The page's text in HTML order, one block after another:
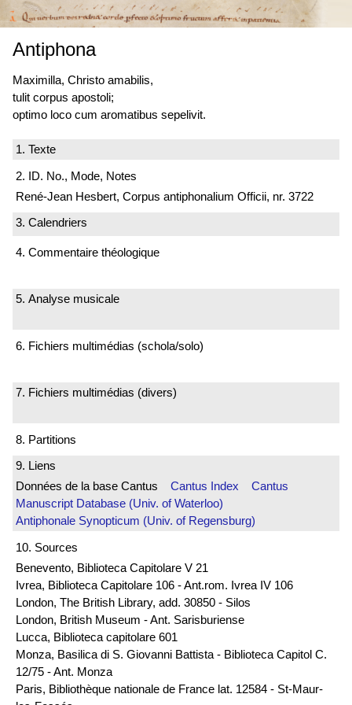
Antiphona
Maximilla, Christo amabilis,
tulit corpus apostoli;
optimo loco cum aromatibus sepelivit.
1. Texte
2. ID. No., Mode, Notes
René-Jean Hesbert, Corpus antiphonalium Officii, nr. 3722
3. Calendriers
4. Commentaire théologique
5. Analyse musicale
6. Fichiers multimédias (schola/solo)
7. Fichiers multimédias (divers)
8. Partitions
9. Liens
Données de la base Cantus Cantus Index
Cantus
Manuscript Database (Univ. of Waterloo)
Antiphonale Synopticum (Univ. of Regensburg)
10. Sources
Benevento, Biblioteca Capitolare V 21
Ivrea, Biblioteca Capitolare 106 - Ant.rom. Ivrea IV 106
London, The British Library, add. 30850 - Silos
London, British Museum - Ant. Sarisburiense
Lucca, Biblioteca capitolare 601
Monza, Basilica di S. Giovanni Battista - Biblioteca Capitol C.
12/75 - Ant. Monza
Paris, Bibliothèque nationale de France lat. 12584 - St-Maur-